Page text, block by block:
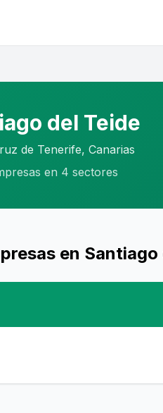
del Teide
de Tenerife, Canarias
en 4 sectores
en Santiago